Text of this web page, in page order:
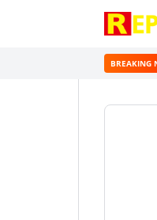
BREAKING